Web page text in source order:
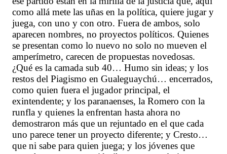
como allá mete las uñas en la política, quiere jugar y
juega, con uno y con otro. Fuera de ambos, solo
aparecen nombres, no proyectos políticos. Quienes
se presentan como lo nuevo no solo no mueven el
amperímetro, carecen de propuestas novedosas.
¿Qué es la camada sub 40… Humo sin ideas; y los
restos del Piagismo en Gualeguaychú… encerrados,
como quien fuera el jugador principal, el
exintendente; y los paranaenses, la Romero con la
runfla y quienes la enfrentan hasta ahora no
demostraron más que un rejuntado en el que cada
uno parece tener un proyecto diferente; y Cresto…
que ni sabe para quien juega; y los jóvenes que